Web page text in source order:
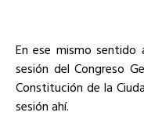
En ese mismo
sesión del Congreso
Constitución de la
sesión ahí.